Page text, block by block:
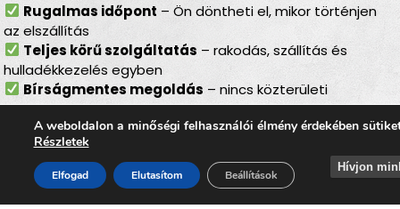
Rugalmas időpont – Ön döntheti el, mikor történjen
az elszállítás
Teljes körű szolgáltatás – rakodás, szállítás és
hulladékkezelés egyben
Bírságmentes megoldás – nincs közterületi
kihelyezés
Környezetbarát feldolgozás– felelős, szelektív
hulladékkezelés
Gyors ügyintézés– szervezett, hatékony lebonyolítás
A weboldalon a minőségi felhasználói élmény érdekében
Részletek
Elfogad Elutasítom Beállítások
Hívjon